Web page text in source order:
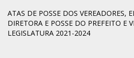
ATAS DE POSSE DOS VEREADORES,
DIRETORA E POSSE DO PREFEITO E
LEGISLATURA 2021-2024